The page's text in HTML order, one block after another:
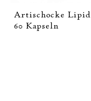
Artischocke Lipid
60 Kapseln